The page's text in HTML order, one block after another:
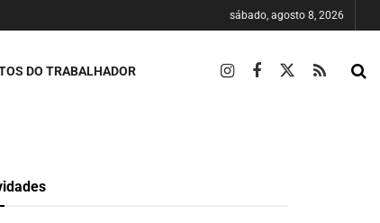
sábado, agosto 8, 2026
DO TRABALHADOR